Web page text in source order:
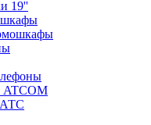
19''
ATCOM
АТС